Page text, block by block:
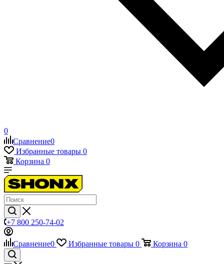
0
Сравнение0
Избранные товары 0
Корзина 0
+7 800 250-74-02
Сравнение0 Избранные товары 0 Корзина 0